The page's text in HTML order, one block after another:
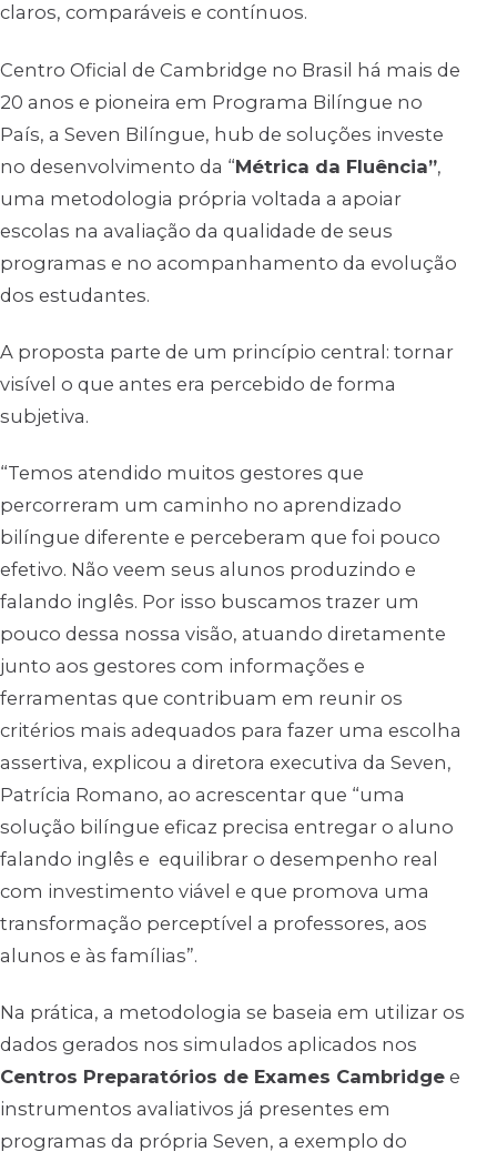
claros, comparáveis e contínuos.
Centro Oficial de Cambridge no Brasil há mais de
20 anos e pioneira em Programa Bilíngue no
País, a Seven Bilíngue, hub de soluções investe
no desenvolvimento da “Métrica da Fluência”,
uma metodologia própria voltada a apoiar
escolas na avaliação da qualidade de seus
programas e no acompanhamento da evolução
dos estudantes.
A proposta parte de um princípio central: tornar
visível o que antes era percebido de forma
subjetiva.
“Temos atendido muitos gestores que
percorreram um caminho no aprendizado
bilíngue diferente e perceberam que foi pouco
efetivo. Não veem seus alunos produzindo e
falando inglês. Por isso buscamos trazer um
pouco dessa nossa visão, atuando diretamente
junto aos gestores com informações e
ferramentas que contribuam em reunir os
critérios mais adequados para fazer uma escolha
assertiva, explicou a diretora executiva da Seven,
Patrícia Romano, ao acrescentar que “uma
solução bilíngue eficaz precisa entregar o aluno
falando inglês e equilibrar o desempenho real
com investimento viável e que promova uma
transformação perceptível a professores, aos
alunos e às famílias”.
Na prática, a metodologia se baseia em utilizar os
dados gerados nos simulados aplicados nos
Centros Preparatórios de Exames Cambridge e
instrumentos avaliativos já presentes em
programas da própria Seven, a exemplo do